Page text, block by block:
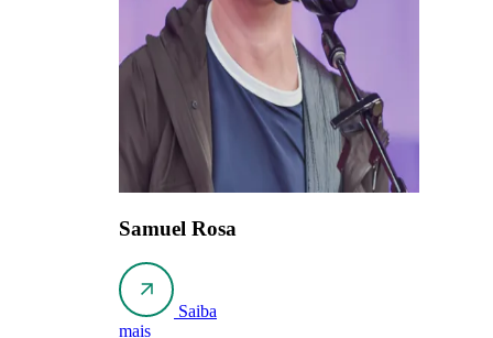
Samuel Rosa
Saiba
mais